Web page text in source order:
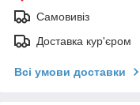
Самовивіз
Доставка кур'єром
Всі умови доставки